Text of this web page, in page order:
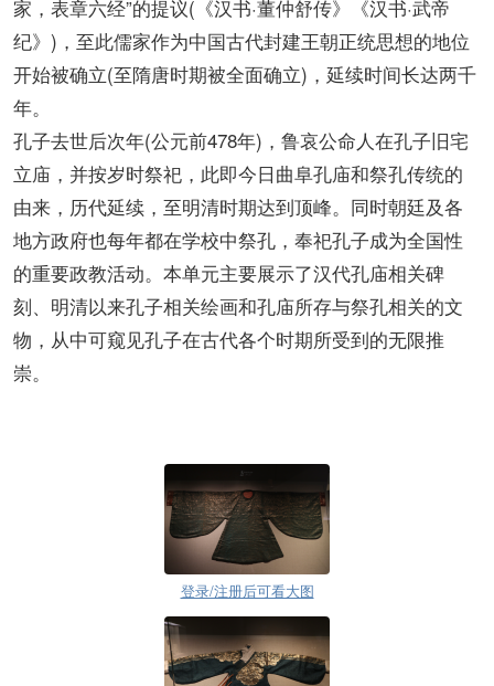
家，表章六经”的提议(《汉书·董仲舒传》《汉书·武帝
纪》)，至此儒家作为中国古代封建王朝正统思想的地位
开始被确立(至隋唐时期被全面确立)，延续时间长达两千
年。
孔子去世后次年(公元前478年)，鲁哀公命人在孔子旧宅
立庙，并按岁时祭祀，此即今日曲阜孔庙和祭孔传统的
由来，历代延续，至明清时期达到顶峰。同时朝廷及各
地方政府也每年都在学校中祭孔，奉祀孔子成为全国性
的重要政教活动。本单元主要展示了汉代孔庙相关碑
刻、明清以来孔子相关绘画和孔庙所存与祭孔相关的文
物，从中可窥见孔子在古代各个时期所受到的无限推
崇。
登录/注册后可看大图